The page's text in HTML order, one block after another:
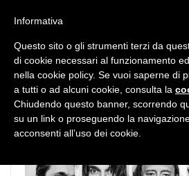
Informativa
Questo sito o gli strumenti terzi da
di cookie necessari al funzionamento
nella cookie policy. Se vuoi saperne di
a tutti o ad alcuni cookie, consulta la
Chiudendo questo banner, scorrendo
su un link o proseguendo la
acconsenti all’uso dei cookie.